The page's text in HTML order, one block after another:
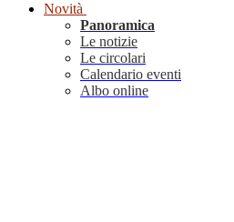
Novità
Panoramica
Le notizie
Le circolari
Calendario eventi
Albo online